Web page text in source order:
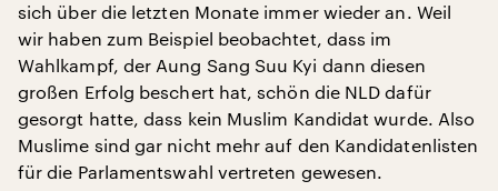
sich über die letzten Monate immer wieder an. Weil
wir haben zum Beispiel beobachtet, dass im
Wahlkampf, der Aung Sang Suu Kyi dann diesen
großen Erfolg beschert hat, schön die NLD dafür
gesorgt hatte, dass kein Muslim Kandidat wurde. Also
Muslime sind gar nicht mehr auf den Kandidatenlisten
für die Parlamentswahl vertreten gewesen.